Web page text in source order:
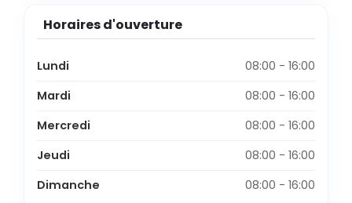
Horaires d'ouverture
Lundi
08:00 - 16:00
Mardi
08:00 - 16:00
Mercredi
08:00 - 16:00
Jeudi
08:00 - 16:00
Dimanche
08:00 - 16:00